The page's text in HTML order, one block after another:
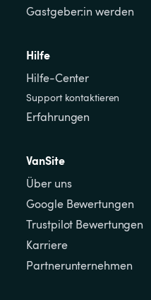
Gastgeber:in werden
Hilfe
Hilfe-Center
Support kontaktieren
Erfahrungen
VanSite
Über uns
Google Bewertungen
Trustpilot Bewertungen
Karriere
Partnerunternehmen